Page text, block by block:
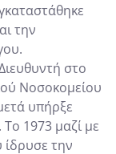
την
στο
Νοσοκομείου
υπήρξε
Το 1973 μαζί με
ίδρυσε την